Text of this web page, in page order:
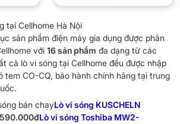
tại Cellhome Hà Nội
sản phẩm điện máy gia dụng được phân
với 16 sản phẩm đa dạng từ các
cả lò vi sóng tại Cellhome đều được nhập
tem CO-CQ, bảo hành chính hãng tại trung
bán chạyLò vi sóng KUSCHELN
Lò vi sóng Toshiba MW2-